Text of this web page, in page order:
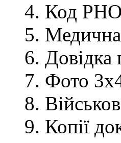
Код
Медична
Довідка
Фото
Копії